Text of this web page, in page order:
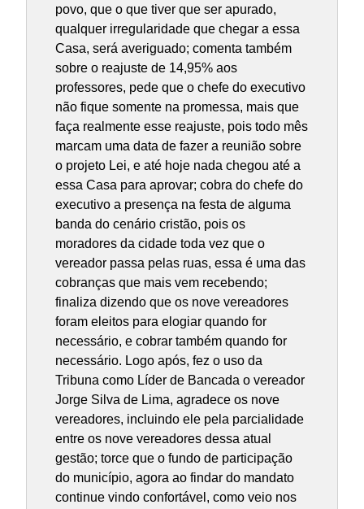
povo, que o que tiver que ser apurado,
qualquer irregularidade que chegar a essa
Casa, será averiguado; comenta também
sobre o reajuste de 14,95% aos
professores, pede que o chefe do executivo
não fique somente na promessa, mais que
faça realmente esse reajuste, pois todo mês
marcam uma data de fazer a reunião sobre
o projeto Lei, e até hoje nada chegou até a
essa Casa para aprovar; cobra do chefe do
executivo a presença na festa de alguma
banda do cenário cristão, pois os
moradores da cidade toda vez que o
vereador passa pelas ruas, essa é uma das
cobranças que mais vem recebendo;
finaliza dizendo que os nove vereadores
foram eleitos para elogiar quando for
necessário, e cobrar também quando for
necessário. Logo após, fez o uso da
Tribuna como Líder de Bancada o vereador
Jorge Silva de Lima, agradece os nove
vereadores, incluindo ele pela parcialidade
entre os nove vereadores dessa atual
gestão; torce que o fundo de participação
do município, agora ao findar do mandato
continue vindo confortável, como veio nos